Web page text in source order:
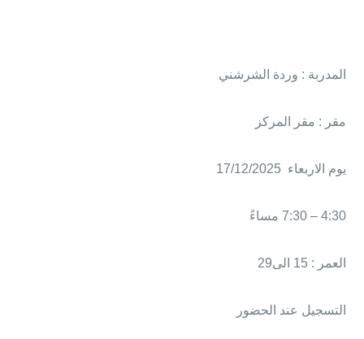
المدربة : وردة الشرشني
مقر : مقر المركز
يوم الاربعاء 17/12/2025
4:30 – 7:30 مساءً
العمر : 15 الى29
التسجيل عند الحضور